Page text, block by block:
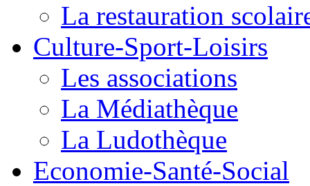
La restauration
Culture-Sport-Loisirs
Les associations
La Médiathèque
La Ludothèque
Economie-Santé-Social